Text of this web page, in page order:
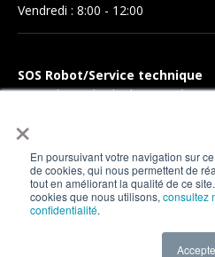
×
En poursuivant votre navigation sur
de cookies, qui nous permettent de
tout en améliorant la qualité de ce
cookies que nous utilisons, consultez
confidentialité.
Vendredi : 8:00 - 12:00
SOS Robot/Service technique
Pour obtenir l'aide de notre
remplissant une
Support technique